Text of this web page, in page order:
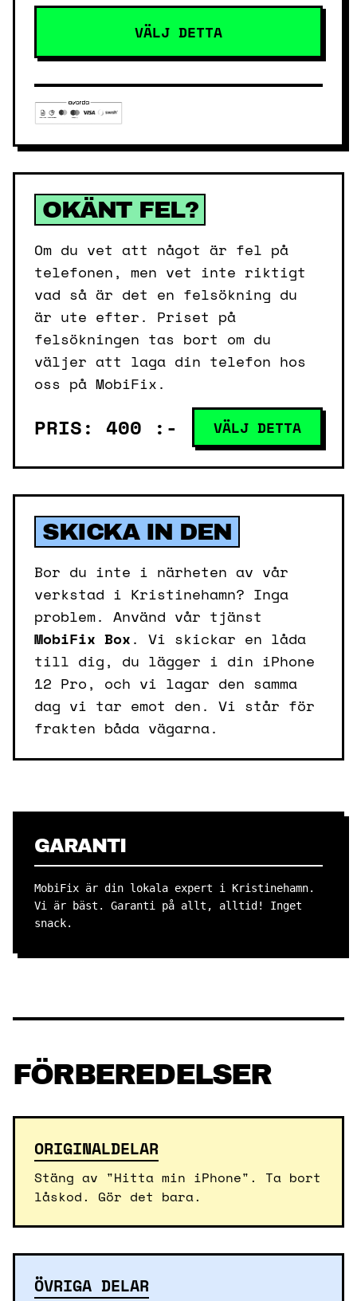
VÄLJ DETTA
OKÄNT FEL?
Om du vet att något är fel på
telefonen, men vet inte riktigt
vad så är det en felsökning du
är ute efter. Priset på
felsökningen tas bort om du
väljer att laga din telefon hos
oss på MobiFix.
PRIS: 400 :- VÄLJ DETTA
SKICKA IN DEN
Bor du inte i närheten av vår
verkstad i Kristinehamn? Inga
problem. Använd vår tjänst
MobiFix Box. Vi skickar en låda
till dig, du lägger i din iPhone
12 Pro, och vi lagar den samma
dag vi tar emot den. Vi står för
frakten båda vägarna.
GARANTI
MobiFix är din lokala expert i Kristinehamn.
Vi är bäst. Garanti på allt, alltid! Inget
snack.
FÖRBEREDELSER
ORIGINALDELAR
Stäng av "Hitta min iPhone". Ta bort
låskod. Gör det bara.
ÖVRIGA DELAR